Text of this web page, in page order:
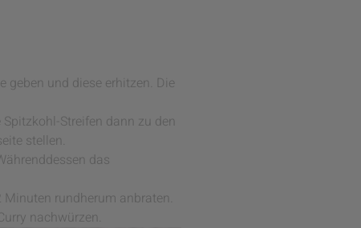
geben und diese erhitzen. Die
Streifen dann zu den
stellen.
das
rundherum anbraten.
nachwürzen.